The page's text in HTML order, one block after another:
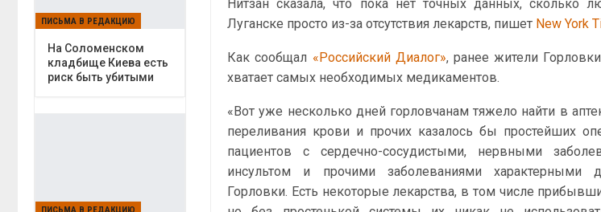
Нитзан сказала, что пока нет точных данных, сколько
Луганске просто из-за отсутствия лекарств, пишет New York
Как сообщал «Российский Диалог», ранее жители
хватает самых необходимых медикаментов.
«Вот уже несколько дней горловчанам тяжело найти в
переливания крови и прочих казалось бы простейших
пациентов с сердечно-сосудистыми, нервными
инсультом и прочими заболеваниями характерными
Горловки. Есть некоторые лекарства, в том числе
ПИСЬМА В РЕДАКЦИЮ
На Соломенском
кладбище Киева есть
риск быть убитыми